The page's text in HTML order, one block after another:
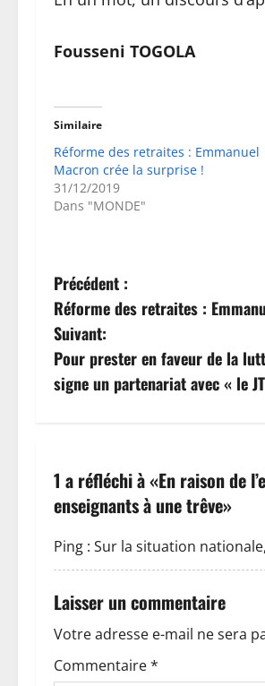
Fousseni TOGOLA
Similaire
Réforme des retraites : Emmanuel
Macron crée la surprise !
31/12/2019
Dans "MONDE"
N
a
v
i
a
t
i
o
n
d
Précédent :
Réforme des retraites :
Suivant:
Pour prester en faveur de la
signe un partenariat avec « le
1 a réfléchi à «En raison de
enseignants à une trêve»
Ping : Sur la situation
Laisser un commentaire
Votre adresse e-mail ne sera
Commentaire*